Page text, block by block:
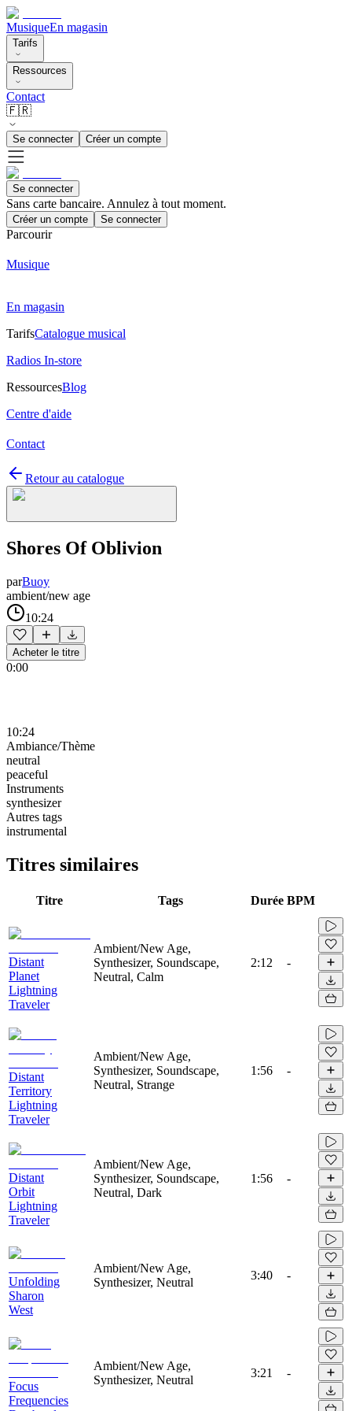
MusiqueEn magasin
Tarifs
Ressources
Contact
🇫🇷
Se connecter Créer un compte
Se connecter
Sans carte bancaire. Annulez à tout moment.
Créer un compte Se connecter
Parcourir
Musique
En magasin
TarifsCatalogue musical
Radios In-store
RessourcesBlog
Centre d'aide
Contact
Retour au catalogue
Shores Of Oblivion
parBuoy
ambient/new age
10:24
Acheter le titre
0:00
10:24
Ambiance/Thème
neutral
peaceful
Instruments
synthesizer
Autres tags
instrumental
Titres similaires
Titre Tags Durée BPM
Distant
Planet
Lightning
Traveler
Ambient/New Age,
Synthesizer, Soundscape,
Neutral, Calm
2:12 -
Distant
Territory
Lightning
Traveler
Ambient/New Age,
Synthesizer, Soundscape,
Neutral, Strange
1:56 -
Distant
Orbit
Lightning
Traveler
Ambient/New Age,
Synthesizer, Soundscape,
Neutral, Dark
1:56 -
Unfolding
Sharon
West
Ambient/New Age,
Synthesizer, Neutral
3:40 -
Focus
Frequencies
Ambient/New Age,
Synthesizer, Neutral
3:21 -